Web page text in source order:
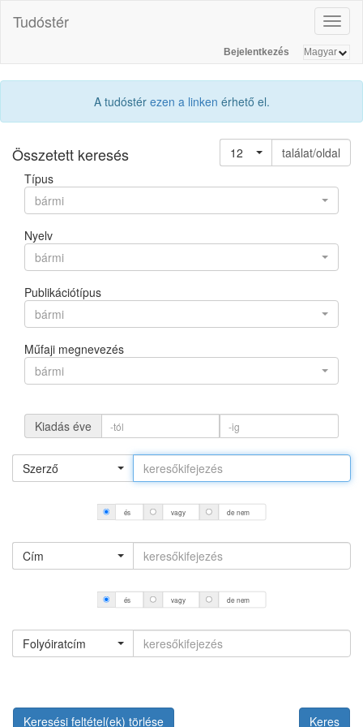
Tudóstér
Bejelentkezés
A tudóstér ezen a linken érhető el.
Összetett keresés 12
találat/oldal
Típus
bármi
Nyelv
bármi
Publikációtípus
bármi
Műfaji megnevezés
bármi
Kiadás éve
Szerző
és vagy de nem
Cím
és vagy de nem
Folyóiratcím
Keresési feltétel(ek) törlése